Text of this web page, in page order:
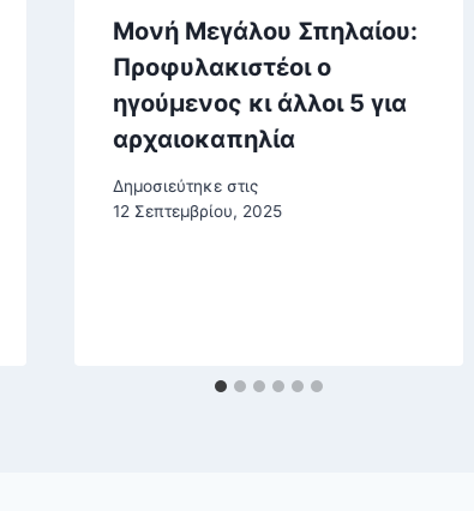
Μονή Μεγάλου Σπηλαίου:
Προφυλακιστέοι ο
ηγούμενος κι άλλοι 5 για
αρχαιοκαπηλία
Δημοσιεύτηκε στις
12 Σεπτεμβρίου, 2025